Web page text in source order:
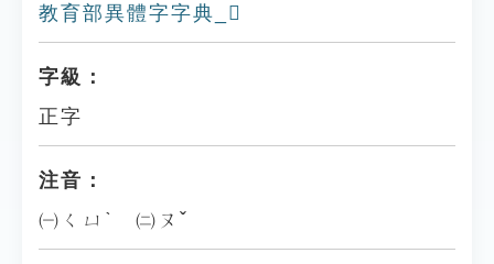
教育部異體字字典_𤛐
字級：
正字
注音：
㈠ㄑㄩˋ ㈡ㄡˇ